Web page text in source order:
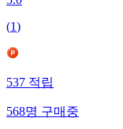
5.0
(1)
537적립
568명구매중